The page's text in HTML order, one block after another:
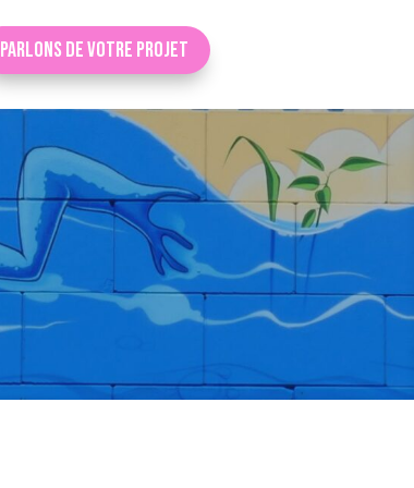
Parlons de votre projet